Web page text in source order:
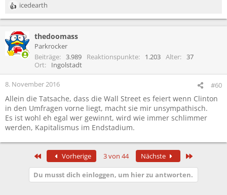
R
e
k
t
i
n
:
icedearth
thedoomass
Parkrocker
Beiträge
3.989 Reaktionspunkte 1.203 Alter
37
Ort
Ingolstadt
8. November 2016 #60
Allein die Tatsache, dass die Wall Street es feiert wenn Clinton
in den Umfragen vorne liegt, macht sie mir unsympathisch.
Es ist wohl eh egal wer gewinnt, wird wie immer schlimmer
werden, Kapitalismus im Endstadium.
Erste Vorherige 3 von 44 Nächste
Du musst dich einloggen, um hier zu antworten.